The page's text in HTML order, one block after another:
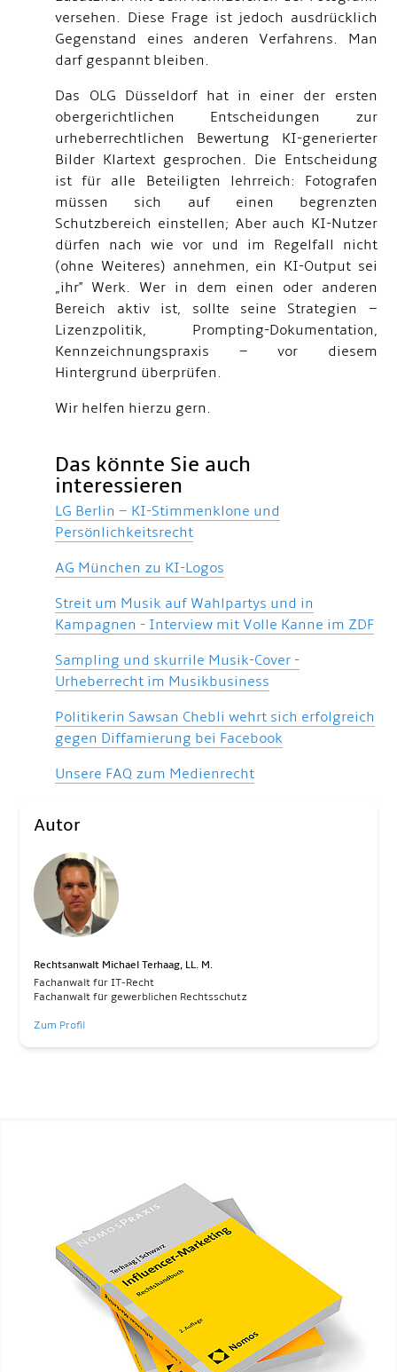
Autor
Rechtsanwalt Michael Terhaag, LL. M.
Fachanwalt für IT-Recht
Fachanwalt für gewerblichen Rechtsschutz
Zum Profil
versehen. Diese Frage ist jedoch ausdrücklich
Gegenstand eines anderen Verfahrens. Man
darf gespannt bleiben.
Das OLG Düsseldorf hat in einer der ersten
obergerichtlichen Entscheidungen zur
urheberrechtlichen Bewertung KI-generierter
Bilder Klartext gesprochen. Die Entscheidung
ist für alle Beteiligten lehrreich: Fotografen
müssen sich auf einen begrenzten
Schutzbereich einstellen; Aber auch KI-Nutzer
dürfen nach wie vor und im Regelfall nicht
(ohne Weiteres) annehmen, ein KI-Output sei
„ihr" Werk. Wer in dem einen oder anderen
Bereich aktiv ist, sollte seine Strategien –
Lizenzpolitik, Prompting-Dokumentation,
Kennzeichnungspraxis – vor diesem
Hintergrund überprüfen.
Wir helfen hierzu gern.
Das könnte Sie auch
interessieren
LG Berlin – KI-Stimmenklone und
Persönlichkeitsrecht
AG München zu KI-Logos
Streit um Musik auf Wahlpartys und in
Kampagnen - Interview mit Volle Kanne im ZDF
Sampling und skurrile Musik-Cover -
Urheberrecht im Musikbusiness
Politikerin Sawsan Chebli wehrt sich erfolgreich
gegen Diffamierung bei Facebook
Unsere FAQ zum Medienrecht